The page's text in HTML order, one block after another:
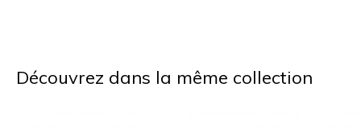
Découvrez dans la même collection